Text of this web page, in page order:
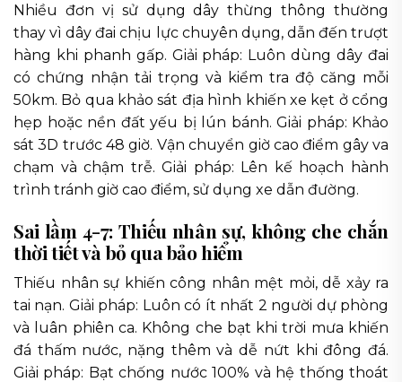
Nhiều đơn vị sử dụng dây thừng thông thường
thay vì dây đai chịu lực chuyên dụng, dẫn đến trượt
hàng khi phanh gấp. Giải pháp: Luôn dùng dây đai
có chứng nhận tải trọng và kiểm tra độ căng mỗi
50km. Bỏ qua khảo sát địa hình khiến xe kẹt ở cổng
hẹp hoặc nền đất yếu bị lún bánh. Giải pháp: Khảo
sát 3D trước 48 giờ. Vận chuyển giờ cao điểm gây va
chạm và chậm trễ. Giải pháp: Lên kế hoạch hành
trình tránh giờ cao điểm, sử dụng xe dẫn đường.
Sai lầm 4-7: Thiếu nhân sự, không che chắn
thời tiết và bỏ qua bảo hiểm
Thiếu nhân sự khiến công nhân mệt mỏi, dễ xảy ra
tai nạn. Giải pháp: Luôn có ít nhất 2 người dự phòng
và luân phiên ca. Không che bạt khi trời mưa khiến
đá thấm nước, nặng thêm và dễ nứt khi đông đá.
Giải pháp: Bạt chống nước 100% và hệ thống thoát